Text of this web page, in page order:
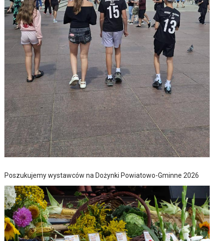
Poszukujemy wystawców na Dożynki Powiatowo-Gminne 2026